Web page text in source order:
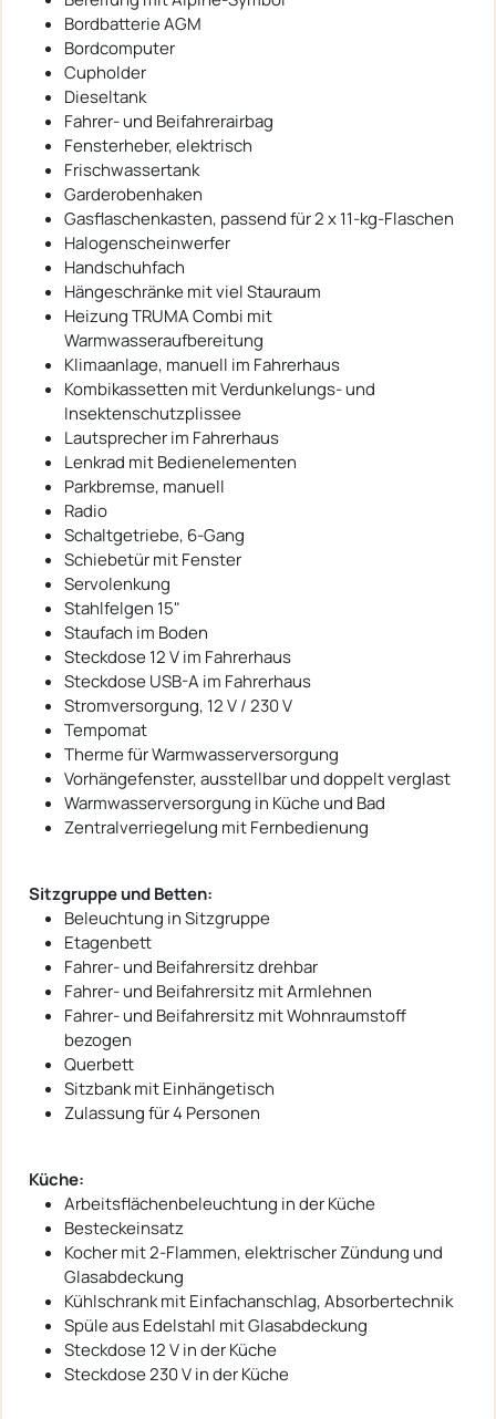
Bordbatterie AGM
Bordcomputer
Cupholder
Dieseltank
Fahrer- und Beifahrerairbag
Fensterheber, elektrisch
Frischwassertank
Garderobenhaken
Gasflaschenkasten, passend für 2 x 11-kg-Flaschen
Halogenscheinwerfer
Handschuhfach
Hängeschränke mit viel Stauraum
Heizung TRUMA Combi mit
Warmwasseraufbereitung
Klimaanlage, manuell im Fahrerhaus
Kombikassetten mit Verdunkelungs- und
Insektenschutzplissee
Lautsprecher im Fahrerhaus
Lenkrad mit Bedienelementen
Parkbremse, manuell
Radio
Schaltgetriebe, 6-Gang
Schiebetür mit Fenster
Servolenkung
Stahlfelgen 15"
Staufach im Boden
Steckdose 12 V im Fahrerhaus
Steckdose USB-A im Fahrerhaus
Stromversorgung, 12 V / 230 V
Tempomat
Therme für Warmwasserversorgung
Vorhängefenster, ausstellbar und doppelt verglast
Warmwasserversorgung in Küche und Bad
Zentralverriegelung mit Fernbedienung
Sitzgruppe und Betten:
Beleuchtung in Sitzgruppe
Etagenbett
Fahrer- und Beifahrersitz drehbar
Fahrer- und Beifahrersitz mit Armlehnen
Fahrer- und Beifahrersitz mit Wohnraumstoff
bezogen
Querbett
Sitzbank mit Einhängetisch
Zulassung für 4 Personen
Küche:
Arbeitsflächenbeleuchtung in der Küche
Besteckeinsatz
Kocher mit 2-Flammen, elektrischer Zündung und
Glasabdeckung
Kühlschrank mit Einfachanschlag, Absorbertechnik
Spüle aus Edelstahl mit Glasabdeckung
Steckdose 12 V in der Küche
Steckdose 230 V in der Küche